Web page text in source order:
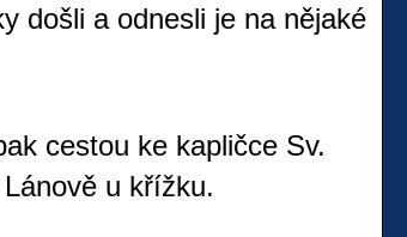
došli a odnesli je na nějaké
cestou ke kapličce Sv.
u křížku.